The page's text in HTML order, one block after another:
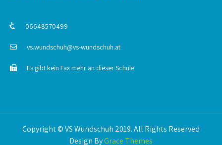
06648570499
vs.wundschuh@vs-wundschuh.at
Es gibt kein Fax mehr an dieser Schule
Copyright © VS Wundschuh 2019. All Rights Reserved
Design ByGrace Themes